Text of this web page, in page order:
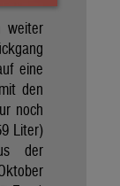
weiter
eine
den
noch
Liter)
der